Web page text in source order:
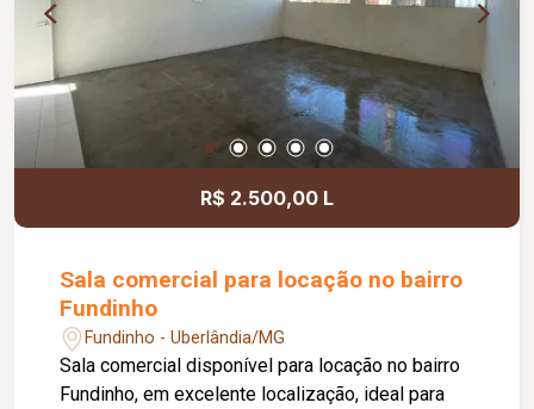
de segurança e internet disponível. Como
diferencial, existe a possibilidade de ampliação
da área da sala, conforme a necessidade do
locatário. Entre em contato para mais
informações e agende uma visita.
R$ 2.500,00 L
Sala comercial para locação no bairro
Fundinho
Fundinho - Uberlândia/MG
Sala comercial disponível para locação no bairro
Fundinho, em excelente localização, ideal para